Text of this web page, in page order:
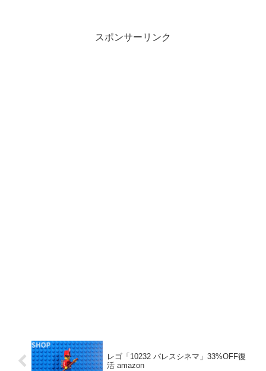
スポンサーリンク
レゴ「10232 パレスシネマ」33%OFF復
活 amazon